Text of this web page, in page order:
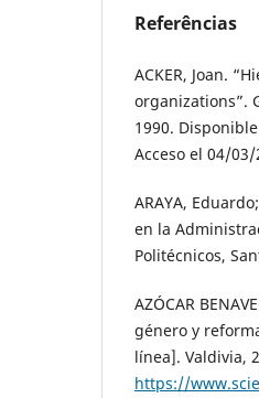
Referências
ACKER, Joan.
organizations”.
1990.
Acceso el 04/03/
ARAYA,
en la
Politécnicos,
AZÓCAR
género y
línea]. Valdivia,
https://